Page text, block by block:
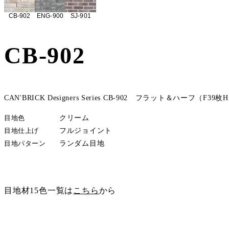
CB-902 ENG-900 SJ-901
CB-902
CAN'BRICK Designers Series CB-902 フラット＆ハーフ（F39枚
目地色
クリーム
目地仕上げ
フルジョイント
目地パターン
ランダム目地
目地材15色一覧は こちらから